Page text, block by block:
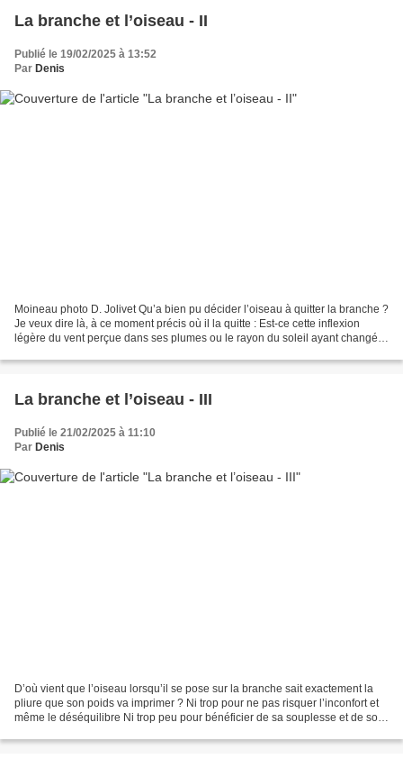
La branche et l’oiseau - II
Publié le 19/02/2025 à 13:52
Par Denis
Moineau photo D. Jolivet Qu’a bien pu décider l’oiseau à quitter la branche ?
Je veux dire là, à ce moment précis où il la quitte : Est-ce cette inflexion
légère du vent perçue dans ses plumes ou le rayon du soleil ayant changé
La branche et l’oiseau - III
Publié le 21/02/2025 à 11:10
Par Denis
D’où vient que l’oiseau lorsqu’il se pose sur la branche sait exactement la
pliure que son poids va imprimer ? Ni trop pour ne pas risquer l’inconfort et
même le déséquilibre Ni trop peu pour bénéficier de sa souplesse et de son